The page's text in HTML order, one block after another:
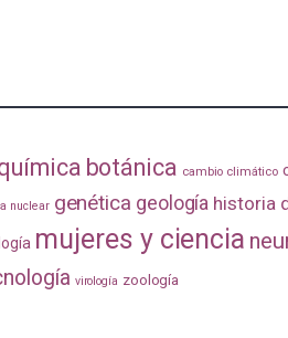
botánica cambio climático
nuclear genética geología historia
mujeres y ciencia
virología zoología